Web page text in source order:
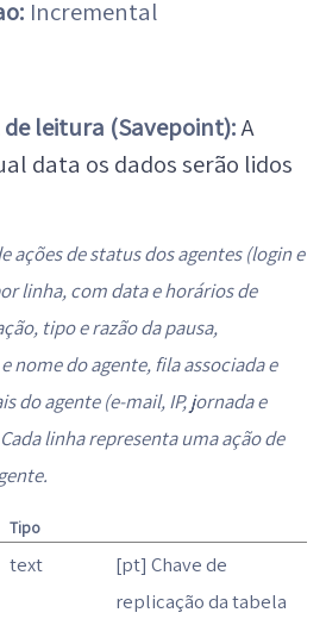
Incremental
leitura (Savepoint):A
data os dados serão lidos
ações de status dos agentes (login e
linha, com data e horários de
tipo e razão da pausa,
nome do agente, fila associada e
do agente (e-mail, IP, jornada e
linha representa uma ação de
Tipo
text
[pt] Chave de
replicação da tabela